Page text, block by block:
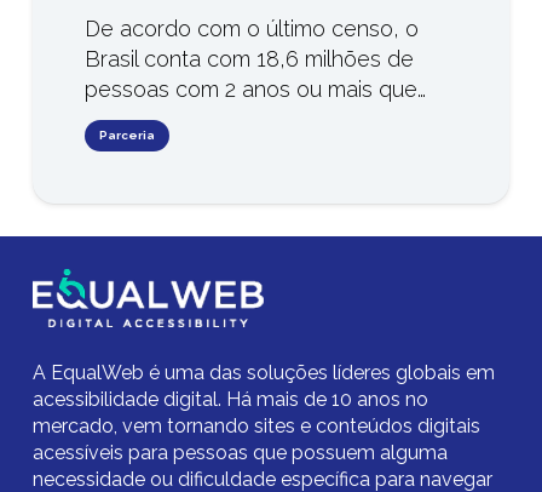
De acordo com o último censo, o
Brasil conta com 18,6 milhões de
pessoas com 2 anos ou mais que…
Parceria
A EqualWeb é uma das soluções líderes globais em
acessibilidade digital. Há mais de 10 anos no
mercado, vem tornando sites e conteúdos digitais
acessíveis para pessoas que possuem alguma
necessidade ou dificuldade específica para navegar